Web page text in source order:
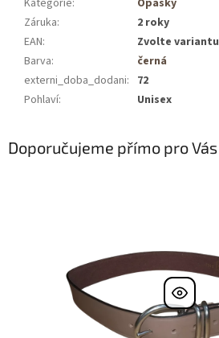
Kategorie:
Opasky
Záruka:
2 roky
EAN:
Zvolte variantu
Barva:
černá
externi_doba_dodani: 72
Pohlaví: Unisex
Doporučujeme přímo pro Vás